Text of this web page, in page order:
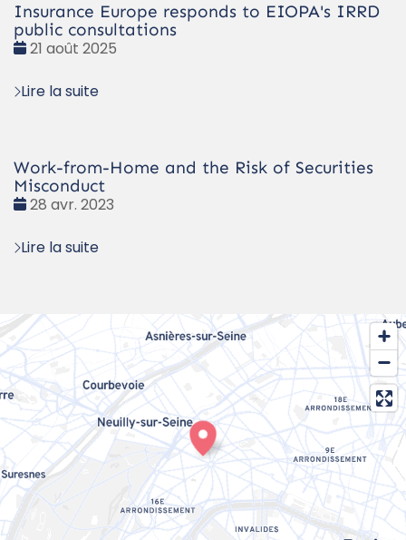
Insurance Europe responds to EIOPA's IRRD
public consultations
Date
21 août 2025
Lire la suite
Work-from-Home and the Risk of Securities
Misconduct
Date
28 avr. 2023
Lire la suite